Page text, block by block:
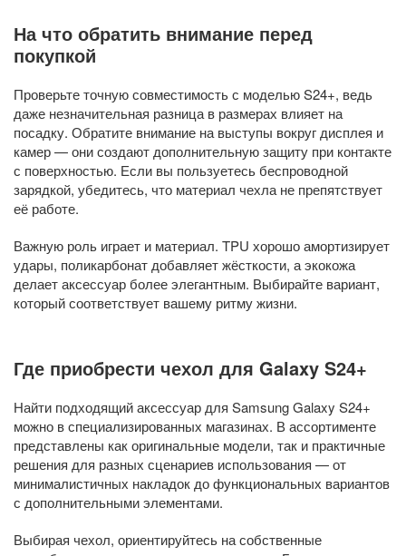
На что обратить внимание перед
покупкой
Проверьте точную совместимость с моделью S24+, ведь
даже незначительная разница в размерах влияет на
посадку. Обратите внимание на выступы вокруг дисплея и
камер — они создают дополнительную защиту при контакте
с поверхностью. Если вы пользуетесь беспроводной
зарядкой, убедитесь, что материал чехла не препятствует
её работе.
Важную роль играет и материал. TPU хорошо амортизирует
удары, поликарбонат добавляет жёсткости, а экокожа
делает аксессуар более элегантным. Выбирайте вариант,
который соответствует вашему ритму жизни.
Где приобрести чехол для Galaxy S24+
Найти подходящий аксессуар для Samsung Galaxy S24+
можно в специализированных магазинах. В ассортименте
представлены как оригинальные модели, так и практичные
решения для разных сценариев использования — от
минималистичных накладок до функциональных вариантов
с дополнительными элементами.
Выбирая чехол, ориентируйтесь на собственные